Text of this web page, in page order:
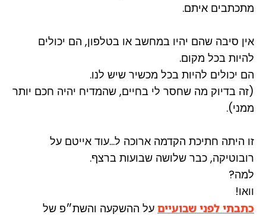
מתכתבים איתם.
אין סיבה שהם יהיו במחשב או בטלפון, הם יכולים
להיות בכל מקום.
הם יכולים להיות בכל מכשיר שיש לנו.
(זה בדיוק מה שחסר לי בחיים, שהמדיח יהיה חכם יותר
ממני).
זו היתה חתיכת הקדמה ארוכה ל…עוד אייטם על
רובוטיקה, כבר שלושה שבועות ברצף.
למה?
וואו!
כתבתי לפני שבועיים על ההשקעה והשת״פ של